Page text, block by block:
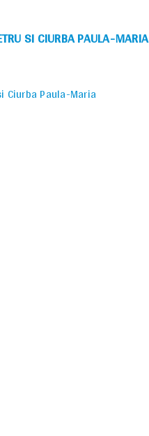
SI CIURBA PAULA-MARIA
Ciurba Paula-Maria